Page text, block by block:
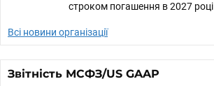
строком погашення в 2027 році
Всі новини організації
Звітність МСФЗ/US GAAP